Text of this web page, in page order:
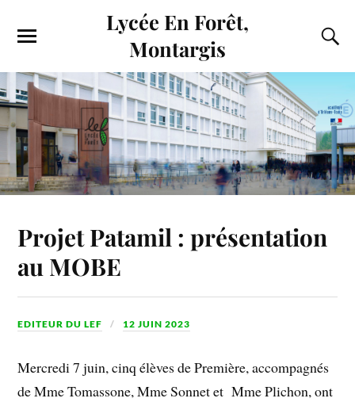
Lycée En Forêt,
Montargis
Projet Patamil : présentation
au MOBE
EDITEUR DU LEF 12 JUIN 2023
Mercredi 7 juin, cinq élèves de Première, accompagnés
de Mme Tomassone, Mme Sonnet et Mme Plichon, ont